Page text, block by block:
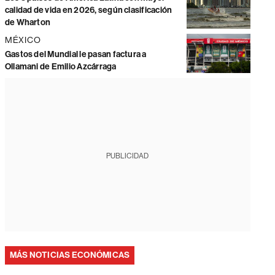
calidad de vida en 2026, según clasificación
de Wharton
MÉXICO
Gastos del Mundial le pasan factura a
Ollamani de Emilio Azcárraga
PUBLICIDAD
MÁS NOTICIAS ECONÓMICAS